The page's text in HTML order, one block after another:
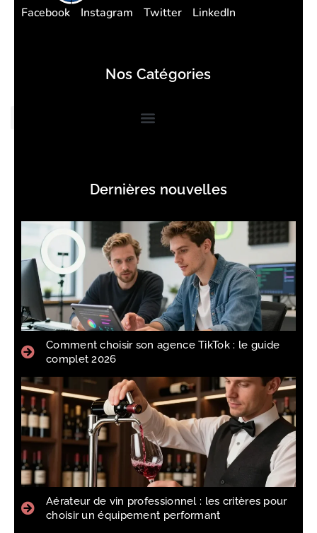
Facebook Instagram Twitter LinkedIn
Nos Catégories
Dernières nouvelles
Comment choisir son agence TikTok : le guide
complet 2026
Aérateur de vin professionnel : les critères pour
choisir un équipement performant